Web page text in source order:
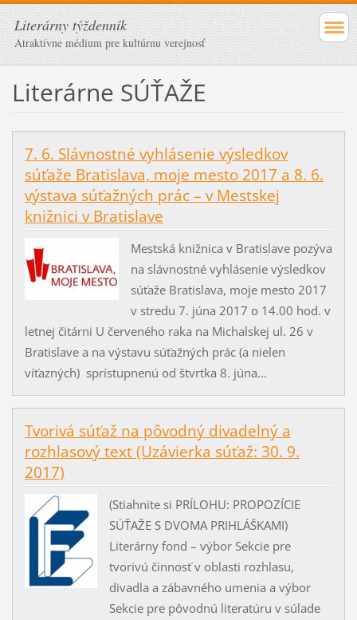
Literárny týždenník
Atraktívne médium pre kultúrnu verejnosť
Literárne SÚŤAŽE
7. 6. Slávnostné vyhlásenie výsledkov
súťaže Bratislava, moje mesto 2017 a 8. 6.
výstava súťažných prác – v Mestskej
knižnici v Bratislave
Mestská knižnica v Bratislave pozýva
na slávnostné vyhlásenie výsledkov
súťaže Bratislava, moje mesto 2017
v stredu 7. júna 2017 o 14.00 hod. v
letnej čitárni U červeného raka na Michalskej ul. 26 v
Bratislave a na výstavu súťažných prác (a nielen
víťazných) sprístupnenú od štvrtka 8. júna...
Tvorivá súťaž na pôvodný divadelný a
rozhlasový text (Uzávierka súťaž: 30. 9.
2017)
(Stiahnite si PRÍLOHU: PROPOZÍCIE
SÚŤAŽE S DVOMA PRIHLÁŠKAMI)
Literárny fond – výbor Sekcie pre
tvorivú činnosť v oblasti rozhlasu,
divadla a zábavného umenia a výbor
Sekcie pre pôvodnú literatúru v súlade